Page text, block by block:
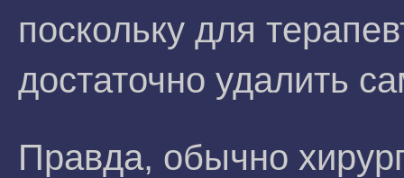
поскольку для
достаточно удалить
Правда, обычно